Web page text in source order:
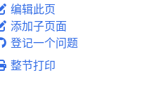
编辑此页
添加子页面
登记一个问题
整节打印